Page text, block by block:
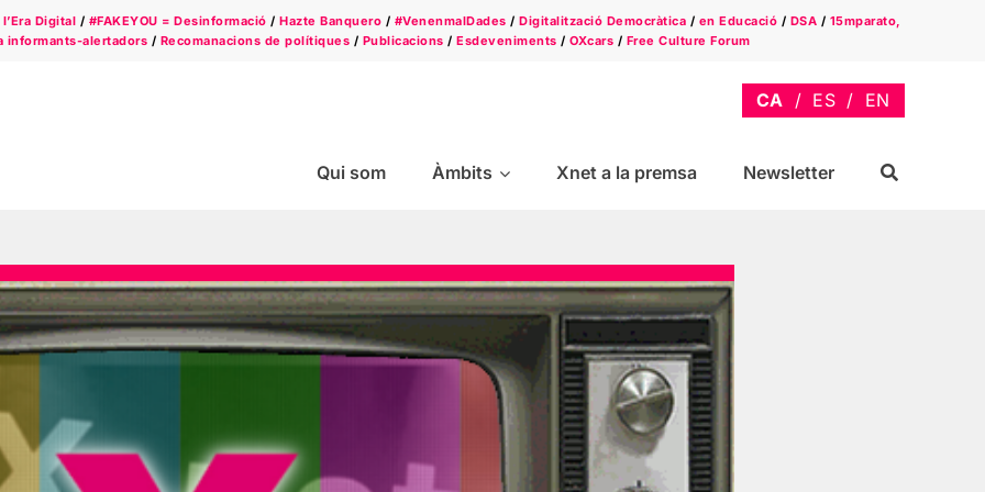
Digital / #FAKEYOU = Desinformació / Hazte Banquero / #VenenmalDades / Digitalització Democràtica / en Educació / DSA / 15mparato,
informants-alertadors / Recomanacions de polítiques / Publicacions /Esdeveniments /OXcars / Free Culture Forum
Qui som Àmbits Xnet a la premsa Newsletter